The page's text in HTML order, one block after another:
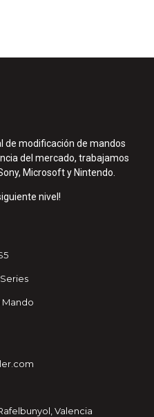
de modificación de mandos
del mercado, trabajamos
Microsoft y Nintendo.
nivel!
Mando
Valencia